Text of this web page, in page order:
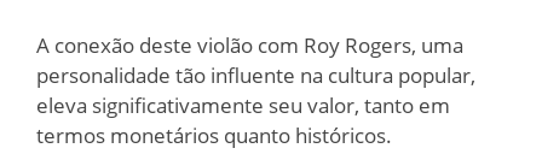
A conexão deste violão com Roy Rogers, uma
personalidade tão influente na cultura popular,
eleva significativamente seu valor, tanto em
termos monetários quanto históricos.